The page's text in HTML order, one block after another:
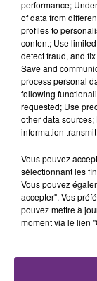
Crédit :Tristan
"Une
Après avoir
en vain, c'est
contacté
participer au
de
la proposition
brigade
performance;
of data from
profiles to
content; Use
detect fraud, and
Save and
process personal
following
requested; Use
other data
information
Vous pouvez
sélectionnant les
Vous pouvez
accepter". Vos
pouvez mettre à
moment via le lien